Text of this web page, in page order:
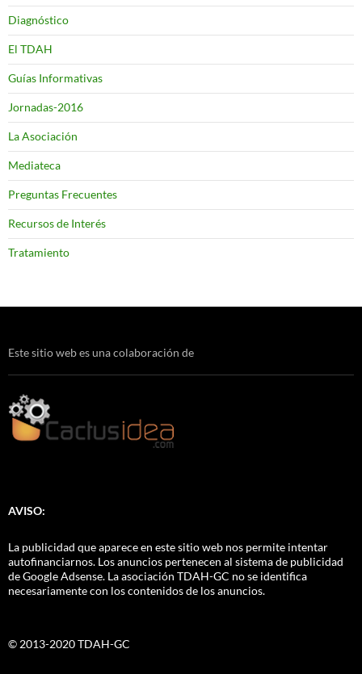
Diagnóstico
El TDAH
Guías Informativas
Jornadas-2016
La Asociación
Mediateca
Preguntas Frecuentes
Recursos de Interés
Tratamiento
Este sitio web es una colaboración de
AVISO:
La publicidad que aparece en este sitio web nos permite intentar
autofinanciarnos. Los anuncios pertenecen al sistema de publicidad
de Google Adsense. La asociación TDAH-GC no se identifica
necesariamente con los contenidos de los anuncios.
© 2013-2020 TDAH-GC